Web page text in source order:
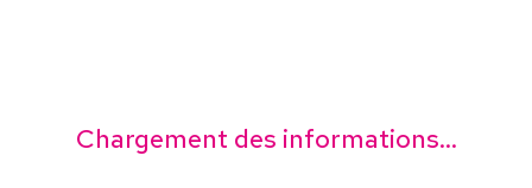
Chargement des informations...